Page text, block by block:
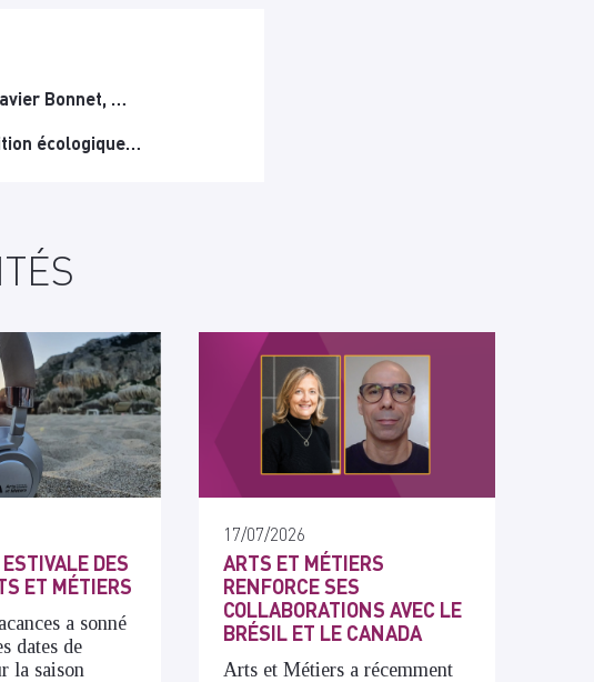
Bonnet, …
écologique…
DES
ET MÉTIERS
a sonné
dates de
la saison
17/07/2026
ARTS ET MÉTIERS
RENFORCE SES
COLLABORATIONS AVEC LE
BRÉSIL ET LE CANADA
Arts et Métiers a récemment